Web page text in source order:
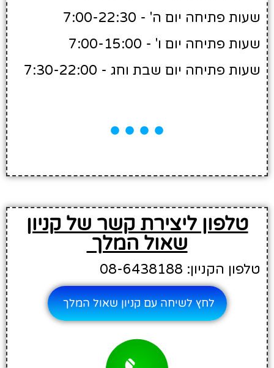
שעות פתיחה יום ה' - 7:00-22:30
שעות פתיחה יום ו' - 7:00-15:00
שעות פתיחה יום שבת וחג - 7:30-22:00
טלפון ליצירת קשר של קניון
שאול המלך
טלפון הקניון: 08-6438188
לחץ לשיחה עם קניון שאול המלך